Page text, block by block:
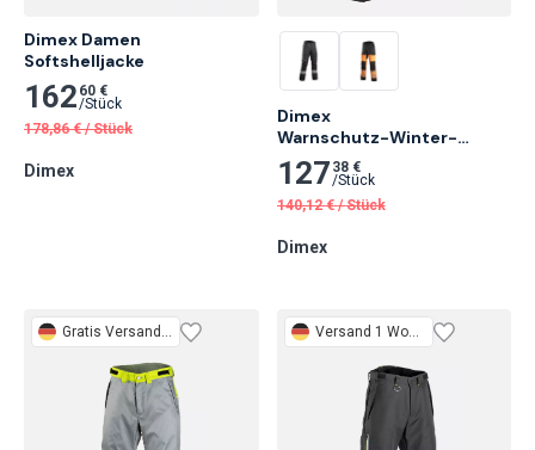
Dimex Damen
Softshelljacke
162 60 €
/Stück
178,86 € /Stück
Dimex
Dimex
Warnschutz-Winter-
Shellhose
127 38 €
/Stück
140,12 € /Stück
Dimex
Gratis Versand 1 Woche Versand 1 Woche